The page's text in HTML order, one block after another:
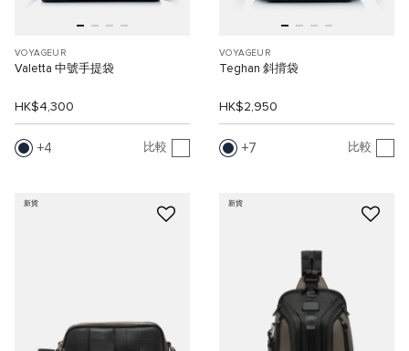
VOYAGEUR
Valetta 中號手提袋
HK$4,300
4 比較
VOYAGEUR
Teghan 斜揹袋
HK$2,950
7 比較
新貨 新貨